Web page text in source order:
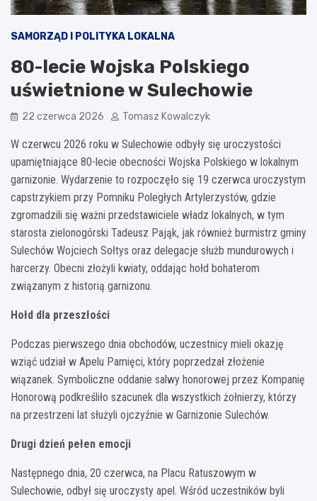
SAMORZĄD I POLITYKA LOKALNA
80-lecie Wojska Polskiego
uświetnione w Sulechowie
22 czerwca 2026 Tomasz Kowalczyk
W czerwcu 2026 roku w Sulechowie odbyły się uroczystości
upamiętniające 80-lecie obecności Wojska Polskiego w lokalnym
garnizonie. Wydarzenie to rozpoczęło się 19 czerwca uroczystym
capstrzykiem przy Pomniku Poległych Artylerzystów, gdzie
zgromadzili się ważni przedstawiciele władz lokalnych, w tym
starosta zielonogórski Tadeusz Pająk, jak również burmistrz gminy
Sulechów Wojciech Sołtys oraz delegacje służb mundurowych i
harcerzy. Obecni złożyli kwiaty, oddając hołd bohaterom
związanym z historią garnizonu.
Hołd dla przeszłości
Podczas pierwszego dnia obchodów, uczestnicy mieli okazję
wziąć udział w Apelu Pamięci, który poprzedzał złożenie
wiązanek. Symboliczne oddanie salwy honorowej przez Kompanię
Honorową podkreśliło szacunek dla wszystkich żołnierzy, którzy
na przestrzeni lat służyli ojczyźnie w Garnizonie Sulechów.
Drugi dzień pełen emocji
Następnego dnia, 20 czerwca, na Placu Ratuszowym w
Sulechowie, odbył się uroczysty apel. Wśród uczestników byli